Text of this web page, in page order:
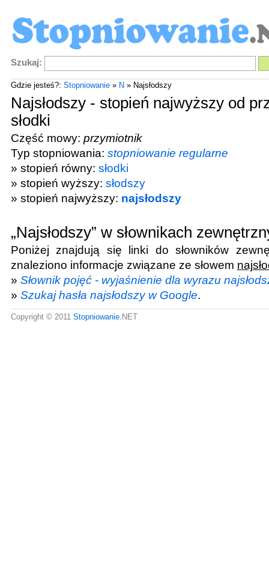
Szukaj:
Gdzie jesteś?: Stopniowanie» N » Najsłodszy
Najsłodszy - stopień najwyższy od
słodki
Część mowy: przymiotnik
Typ stopniowania: stopniowanie regularne
» stopień równy: słodki
» stopień wyższy: słodszy
» stopień najwyższy: najsłodszy
„Najsłodszy” w słownikach
Poniżej znajdują się linki do słowników
znaleziono informacje związane ze słowem
» Słownik pojęć - wyjaśnienie dla wyrazu
» Szukaj hasła najsłodszy w Google.
Copyright © 2011 Stopniowanie.NET